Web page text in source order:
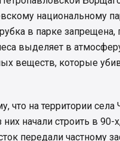
национальному
в парке запрещена,
выделяет в
веществ, которые
что на территории
начали строить в 90-
передали частному